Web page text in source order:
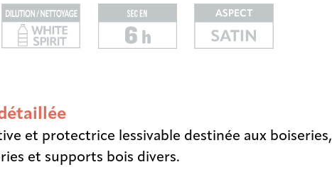
et protectrice lessivable destinée aux boiseries,
et supports bois divers.